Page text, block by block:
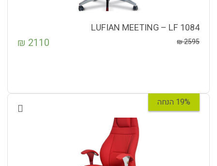
LUFIAN MEETING – LF 1084
2595
₪
2110
₪
19% הנחה